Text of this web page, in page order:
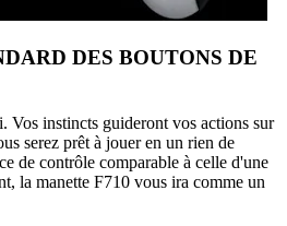
DES BOUTONS DE
Vos instincts guideront vos actions sur
serez prêt à jouer en un rien de
de contrôle comparable à celle d'une
la manette F710 vous ira comme un